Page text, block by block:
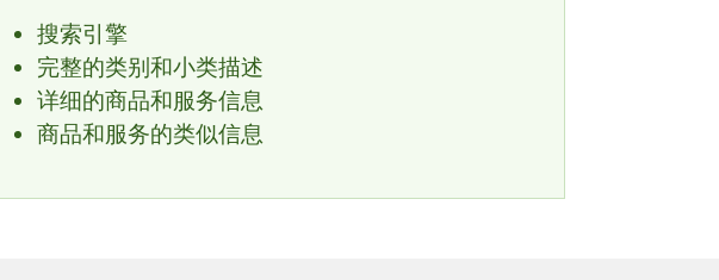
搜索引擎
完整的类别和小类描述
详细的商品和服务信息
商品和服务的类似信息